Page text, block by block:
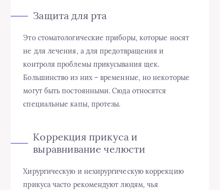
Защита для рта
Это стоматологические приборы, которые носят
не для лечения, а для предотвращения и
контроля проблемы прикусывания щек.
Большинство из них – временные, но некоторые
могут быть постоянными. Сюда относятся
специальные капы, протезы.
Коррекция прикуса и
выравнивание челюсти
Хирургическую и нехирургическую коррекцию
прикуса часто рекомендуют людям, чья